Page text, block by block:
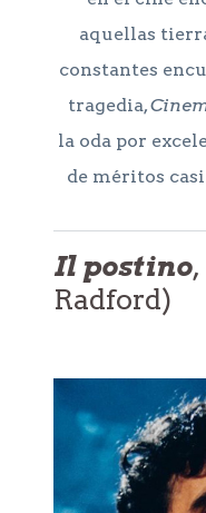
aquellas
constantes
tragedia,
la oda por
de méritos
Il postino
Radford)